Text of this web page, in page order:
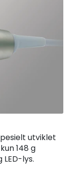
utviklet
148 g
lys.